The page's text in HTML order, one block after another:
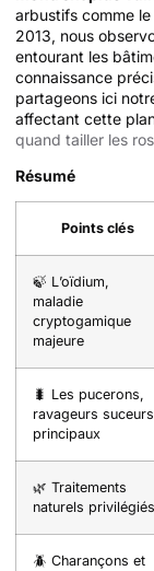
arbustifs comme le
2013, nous
entourant les
connaissance
partageons ici
affectant cette
quand tailler les
Résumé
Points clés
🍃 L’oïdium,
maladie
cryptogamique
majeure
🐛 Les pucerons,
ravageurs suceurs
principaux
🌿 Traitements
naturels privilégiés
🪲 Charançons et